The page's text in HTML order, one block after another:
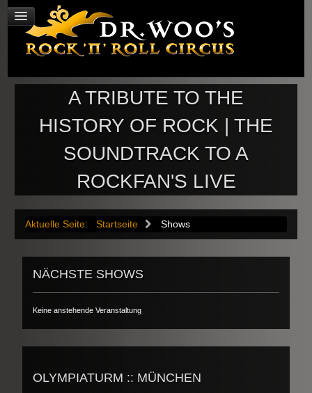
A TRIBUTE TO THE
HISTORY OF ROCK | THE
SOUNDTRACK TO A
ROCKFAN'S LIVE
Aktuelle Seite: Startseite Shows
NÄCHSTE SHOWS
Keine anstehende Veranstaltung
OLYMPIATURM :: MÜNCHEN